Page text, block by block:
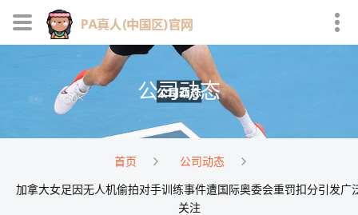
公司动态
首页
公司动态
加拿大女足因无人机偷拍对手训练事件遭国际奥委会重罚扣分引发广
关注